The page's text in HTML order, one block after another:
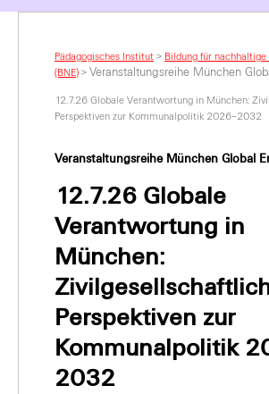
Pädagogisches Institut > Bildung für
(BNE) > Veranstaltungsreihe München
12.7.26 Globale Verantwortung in München:
Perspektiven zur Kommunalpolitik 2026–2032
Veranstaltungsreihe München Global
12.7.26 Globale
Verantwortung in
München:
Perspektiven zur
Kommunalpolitik
2032